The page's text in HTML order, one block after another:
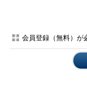
「RADIUSサーバを利用
IASサービスの導入
会員登録（無料）が